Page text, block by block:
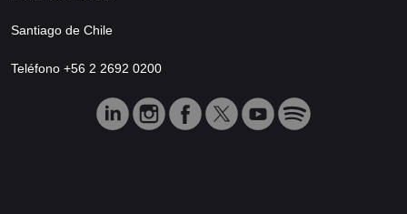
Santiago de Chile
Teléfono +56 2 2692 0200